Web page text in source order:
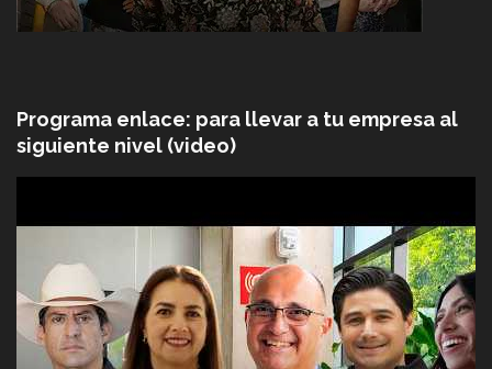
Programa enlace: para llevar a tu empresa al
siguiente nivel (video)